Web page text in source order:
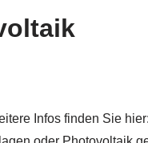
Infos finden Sie hier: